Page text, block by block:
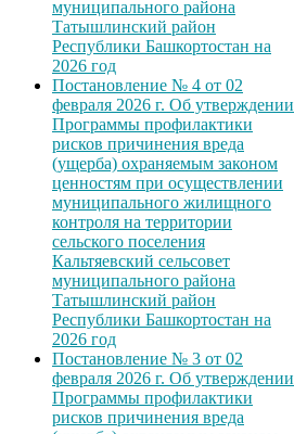
муниципального района
Татышлинский район
Республики Башкортостан на
2026 год
Постановление № 4 от 02
февраля 2026 г. Об утверждении
Программы профилактики
рисков причинения вреда
(ущерба) охраняемым законом
ценностям при осуществлении
муниципального жилищного
контроля на территории
сельского поселения
Кальтяевский сельсовет
муниципального района
Татышлинский район
Республики Башкортостан на
2026 год
Постановление № 3 от 02
февраля 2026 г. Об утверждении
Программы профилактики
рисков причинения вреда